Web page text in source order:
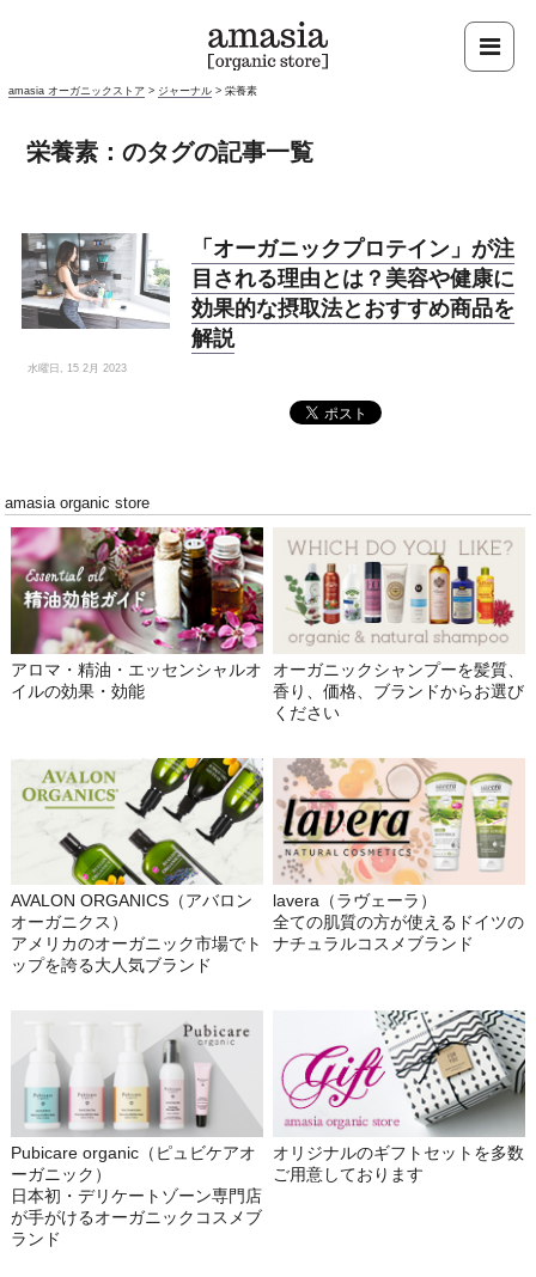
amasia オーガニックストア > ジャーナル >栄養素
栄養素：のタグの記事一覧
「オーガニックプロテイン」が注
目される理由とは？美容や健康に
効果的な摂取法とおすすめ商品を
解説
水曜日, 15 2月 2023
amasia organic store
アロマ・精油・エッセンシャルオ
イルの効果・効能
オーガニックシャンプーを髪質、
香り、価格、ブランドからお選び
ください
AVALON ORGANICS（アバロン
オーガニクス）
アメリカのオーガニック市場でト
ップを誇る大人気ブランド
lavera（ラヴェーラ）
全ての肌質の方が使えるドイツの
ナチュラルコスメブランド
Pubicare organic（ピュビケアオ
ーガニック）
日本初・デリケートゾーン専門店
が手がけるオーガニックコスメブ
ランド
オリジナルのギフトセットを多数
ご用意しております